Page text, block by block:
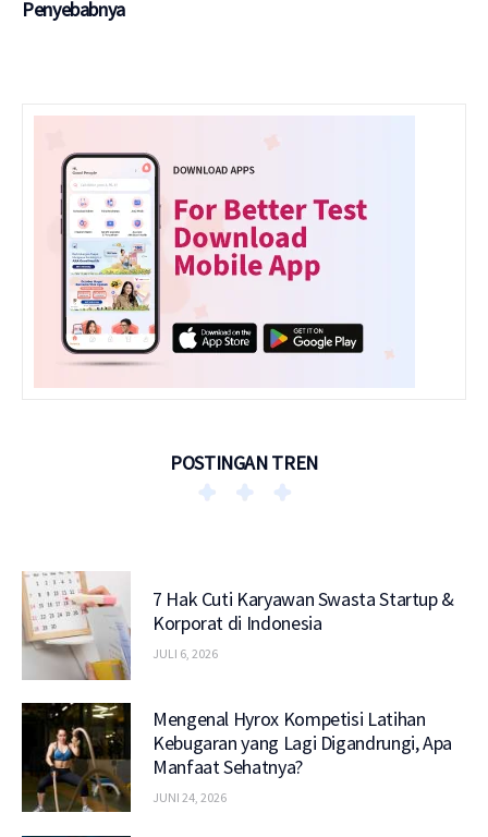
Penyebabnya
POSTINGAN TREN
7 Hak Cuti Karyawan Swasta Startup &
Korporat di Indonesia
JULI 6, 2026
Mengenal Hyrox Kompetisi Latihan
Kebugaran yang Lagi Digandrungi, Apa
Manfaat Sehatnya?
JUNI 24, 2026